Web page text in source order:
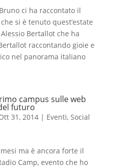
ci ha raccontato il
si è tenuto quest’estate
Bertallot che ha
raccontando gioie e
nel panorama italiano
campus sulle web
futuro
31, 2014| Eventi, Social
ma è ancora forte il
Camp, evento che ho